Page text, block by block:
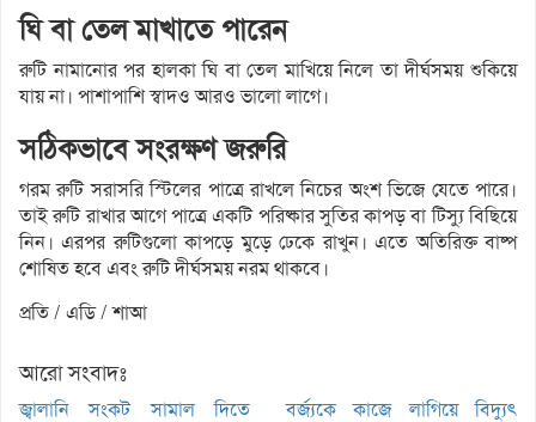
ঘি বা তেল মাখাতে পারেন
রুটি নামানোর পর হালকা ঘি বা তেল মাখিয়ে নিলে তা দীর্ঘসময় শুকিয়ে
যায় না। পাশাপাশি স্বাদও আরও ভালো লাগে।
সঠিকভাবে সংরক্ষণ জরুরি
গরম রুটি সরাসরি স্টিলের পাত্রে রাখলে নিচের অংশ ভিজে যেতে পারে।
তাই রুটি রাখার আগে পাত্রে একটি পরিষ্কার সুতির কাপড় বা টিস্যু বিছিয়ে
নিন। এরপর রুটিগুলো কাপড়ে মুড়ে ঢেকে রাখুন। এতে অতিরিক্ত বাষ্প
শোষিত হবে এবং রুটি দীর্ঘসময় নরম থাকবে।
প্রতি / এডি / শাআ
আরো সংবাদঃ
জ্বালানি সংকট সামাল দিতে বর্জ্যকে কাজে লাগিয়ে বিদ্যুৎ